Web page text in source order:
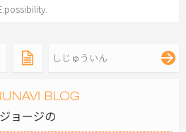
しじゅういん
ジョージの